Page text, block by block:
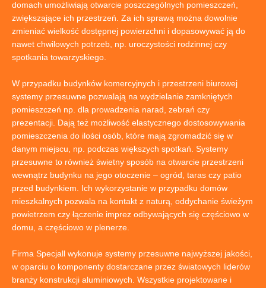
domach umożliwiają otwarcie poszczególnych pomieszczeń,
zwiększające ich przestrzeń. Za ich sprawą można dowolnie
zmieniać wielkość dostępnej powierzchni i dopasowywać ją do
nawet chwilowych potrzeb, np. uroczystości rodzinnej czy
spotkania towarzyskiego.
W przypadku budynków komercyjnych i przestrzeni biurowej
systemy przesuwne pozwalają na wydzielanie zamkniętych
pomieszczeń np. dla prowadzenia narad, zebrań czy
prezentacji. Dają też możliwość elastycznego dostosowywania
pomieszczenia do ilości osób, które mają zgromadzić się w
danym miejscu, np. podczas większych spotkań. Systemy
przesuwne to również świetny sposób na otwarcie przestrzeni
wewnątrz budynku na jego otoczenie – ogród, taras czy patio
przed budynkiem. Ich wykorzystanie w przypadku domów
mieszkalnych pozwala na kontakt z naturą, oddychanie świeżym
powietrzem czy łączenie imprez odbywających się częściowo w
domu, a częściowo w plenerze.
Firma Specjall wykonuje systemy przesuwne najwyższej jakości,
w oparciu o komponenty dostarczane przez światowych liderów
branży konstrukcji aluminiowych. Wszystkie projektowane i